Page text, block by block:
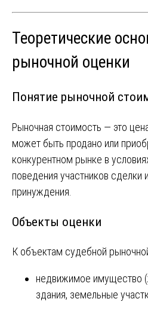
Теоретические
рыночной оценки
Понятие рыночной
Рыночная стоимость — это
может быть продано или
конкурентном рынке в
поведения участников сделки
принуждения.
Объекты оценки
К объектам судебной
недвижимое имущество
здания, земельные